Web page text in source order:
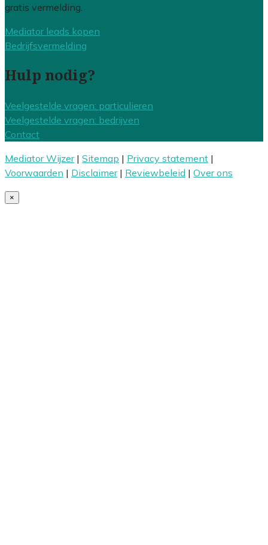
gratis vermelding.
Mediator leads kopen
Bedrijfsvermelding
Hulp nodig?
Veelgestelde vragen: particulieren
Veelgestelde vragen: bedrijven
Contact
Mediator Wijzer| Sitemap | Privacy statement |
Voorwaarden | Disclaimer| Reviewbeleid | Over ons
×